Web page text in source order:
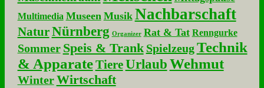
Multimedia Museen Musik Nachbarschaft
NaturNürnberg Organizer Rat & Tat Renngurke
Sommer Speis & Trank Spielzeug Technik
& Apparate Tiere UrlaubWehmut
Winter Wirtschaft